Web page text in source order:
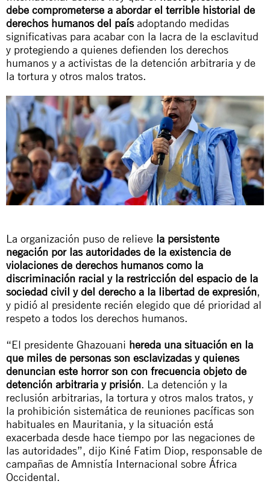
debe comprometerse a abordar el terrible historial de
derechos humanos del paísadoptando medidas
significativas para acabar con la lacra de la esclavitud
y protegiendo a quienes defienden los derechos
humanos y a activistas de la detención arbitraria y de
la tortura y otros malos tratos.
La organización puso de relieve la persistente
negación por las autoridades de la existencia de
violaciones de derechos humanos como la
discriminación racial y la restricción del espacio de la
sociedad civil y del derecho a la libertad de expresión,
y pidió al presidente recién elegido que dé prioridad al
respeto a todos los derechos humanos.
“El presidente Ghazouani hereda una situación en la
que miles de personas son esclavizadas y quienes
denuncian este horror son con frecuencia objeto de
detención arbitraria y prisión. La detención y la
reclusión arbitrarias, la tortura y otros malos tratos, y
la prohibición sistemática de reuniones pacíficas son
habituales en Mauritania, y la situación está
exacerbada desde hace tiempo por las negaciones de
las autoridades”, dijo Kiné Fatim Diop, responsable de
campañas de Amnistía Internacional sobre África
Occidental.